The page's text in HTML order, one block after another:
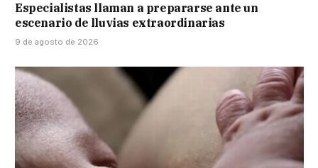
Especialistas llaman a prepararse ante un
escenario de lluvias extraordinarias
9 de agosto de 2026